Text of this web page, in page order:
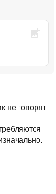
не говорят